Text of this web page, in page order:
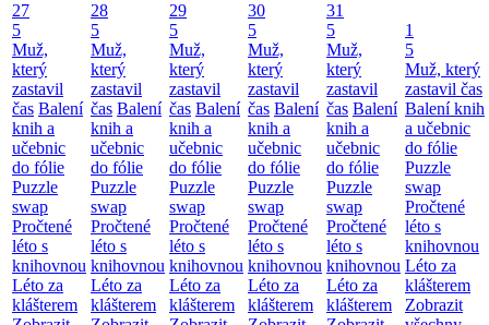
27
5
Muž,
který
zastavil
čas Balení
knih a
učebnic
do fólie
Puzzle
swap
Pročtené
léto s
knihovnou
Léto za
klášterem
28
5
Muž,
který
zastavil
čas Balení
knih a
učebnic
do fólie
Puzzle
swap
Pročtené
léto s
knihovnou
Léto za
klášterem
29
5
Muž,
který
zastavil
čas Balení
knih a
učebnic
do fólie
Puzzle
swap
Pročtené
léto s
knihovnou
Léto za
klášterem
30
5
Muž,
který
zastavil
čas Balení
knih a
učebnic
do fólie
Puzzle
swap
Pročtené
léto s
knihovnou
Léto za
klášterem
31
5
Muž,
který
zastavil
čas Balení
knih a
učebnic
do fólie
Puzzle
swap
Pročtené
léto s
knihovnou
Léto za
klášterem
1
5
Muž, který
zastavil čas
Balení knih
a učebnic
do fólie
Puzzle
swap
Pročtené
léto s
knihovnou
Léto za
klášterem
Zobrazit